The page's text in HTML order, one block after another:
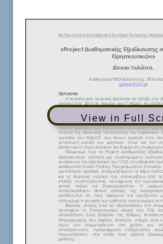
View in Full